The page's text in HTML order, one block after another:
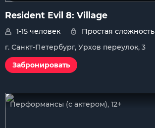
Resident Evil 8: Village
1-15 человек
Простая сложность
г. Санкт-Петербург, Урхов переулок, 3
Забронировать
Перформансы (с актером), 12+